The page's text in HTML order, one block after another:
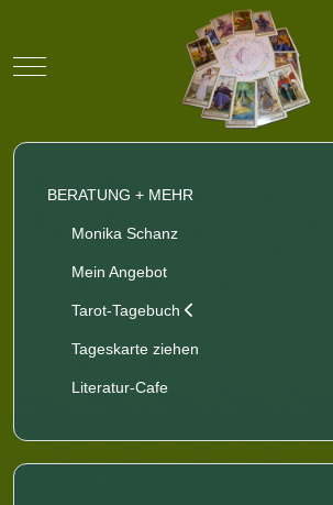
Mobile Menu Toggle
BERATUNG + MEHR
Monika Schanz
Mein Angebot
Tarot-Tagebuch
Tageskarte ziehen
Literatur-Cafe